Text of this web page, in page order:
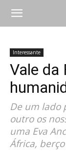
Interessante
Vale da
De um lado
outro os
uma Eva
África,